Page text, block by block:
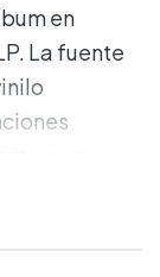
en
La fuente
en